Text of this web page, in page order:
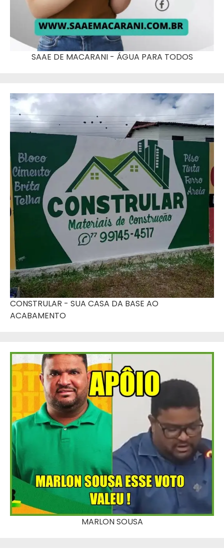
SAAE DE MACARANI - ÁGUA PARA TODOS
CONSTRULAR - SUA CASA DA BASE AO
ACABAMENTO
MARLON SOUSA